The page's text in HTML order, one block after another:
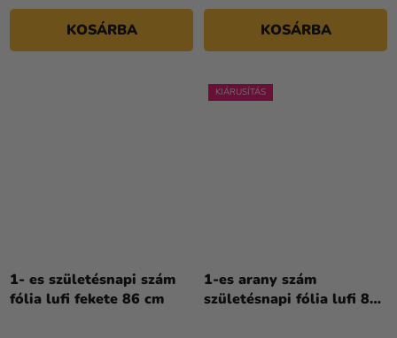
KOSÁRBA KOSÁRBA
1- es születésnapi szám
fólia lufi fekete 86 cm
KIÁRUSÍTÁS
1-es arany szám
születésnapi fólia lufi 86